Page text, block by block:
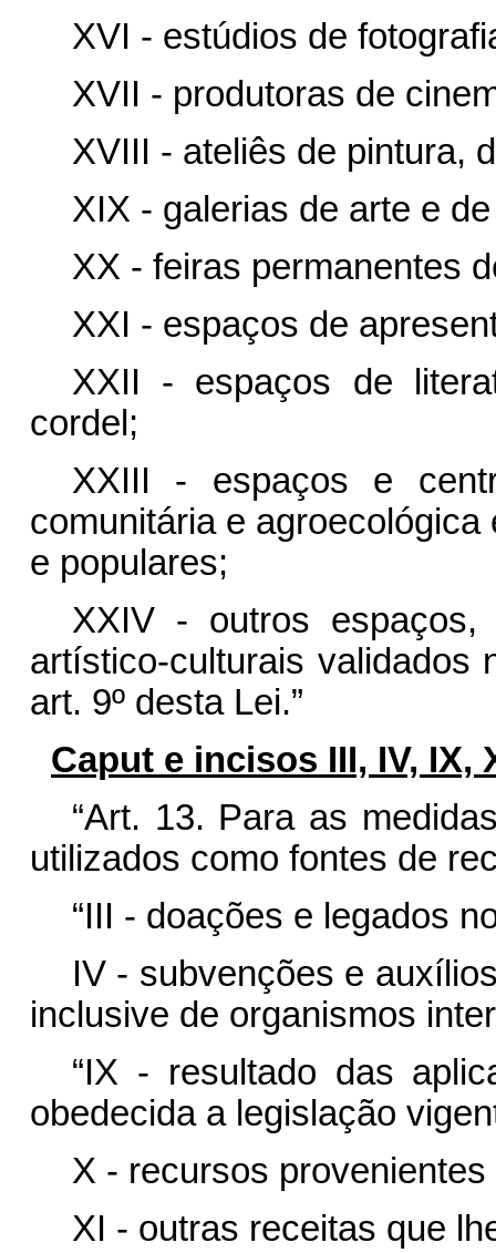
XVI - estúdios de
XVII - produtoras de
XVIII - ateliês de pintura,
XIX - galerias de arte e
XX - feiras permanentes
XXI - espaços de
XXII - espaços de
cordel;
XXIII - espaços e
comunitária e
e populares;
XXIV - outros espaços,
artístico-culturais validados
art. 9º desta Lei.”
Caput e incisos III, IV, IX,
“Art. 13. Para as
utilizados como fontes de
“III - doações e legados
IV - subvenções e
inclusive de organismos
“IX - resultado das
obedecida a legislação
X - recursos
XI - outras receitas que